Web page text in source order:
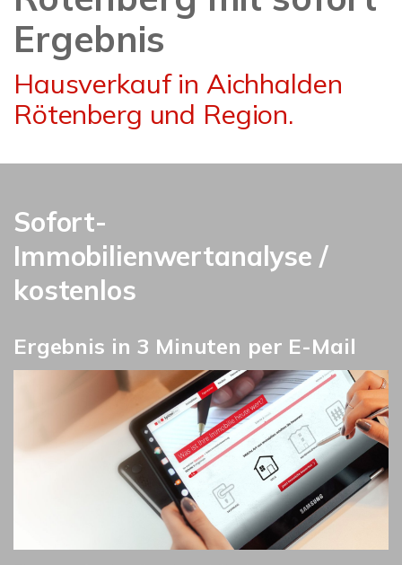
Ergebnis
Hausverkauf in Aichhalden
Rötenberg und Region.
Sofort-
Immobilienwertanalyse /
kostenlos
Ergebnis in 3 Minuten per E-Mail